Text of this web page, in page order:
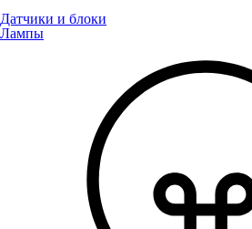
Датчики и блоки
Лампы